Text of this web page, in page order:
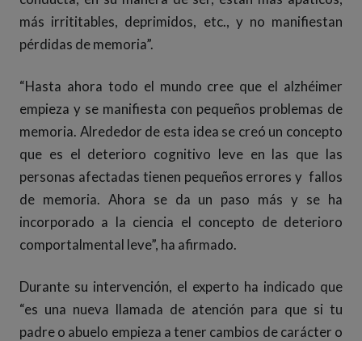
más irrititables, deprimidos, etc., y no manifiestan
pérdidas de memoria”.
“Hasta ahora todo el mundo cree que el alzhéimer
empieza y se manifiesta con pequeños problemas de
memoria. Alrededor de esta idea se creó un concepto
que es el deterioro cognitivo leve en las que las
personas afectadas tienen pequeños errores y fallos
de memoria. Ahora se da un paso más y se ha
incorporado a la ciencia el concepto de deterioro
comportalmental leve”, ha afirmado.
Durante su intervención, el experto ha indicado que
“es una nueva llamada de atención para que si tu
padre o abuelo empieza a tener cambios de carácter o